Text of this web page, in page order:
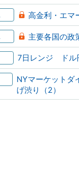
高金利・エマ
主要各国の政
7日レンジ ドル
NYマーケット
げ渋り（2）